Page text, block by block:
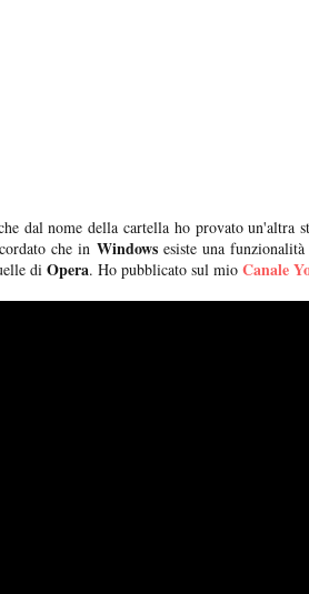
dal nome della cartella ho provato un'altra
che in Windowsesiste una
di Opera. Ho pubblicato sul mio Canale